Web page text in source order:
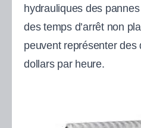
hydrauliques des
des temps d’arrêt non
peuvent représenter
dollars par heure.